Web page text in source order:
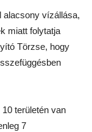
alacsony vízállása,
miatt folytatja
Törzse, hogy
területén van
7